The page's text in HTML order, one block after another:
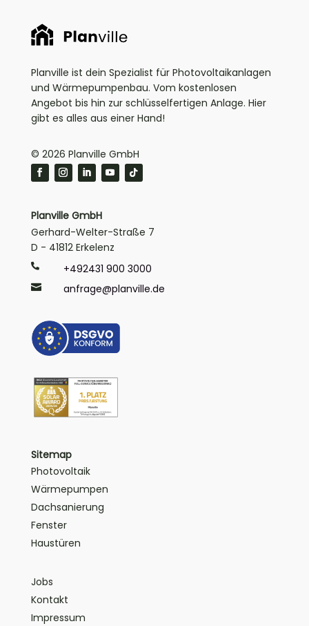
Planville ist dein Spezialist für Photovoltaikanlagen
und Wärmepumpenbau. Vom kostenlosen
Angebot bis hin zur schlüsselfertigen Anlage. Hier
gibt es alles aus einer Hand!
© 2026 Planville GmbH
Planville GmbH
Gerhard-Welter-Straße 7
D - 41812 Erkelenz
 +492431 900 3000
 anfrage@planville.de
Sitemap
Photovoltaik
Wärmepumpen
Dachsanierung
Fenster
Haustüren
Jobs
Kontakt
Impressum